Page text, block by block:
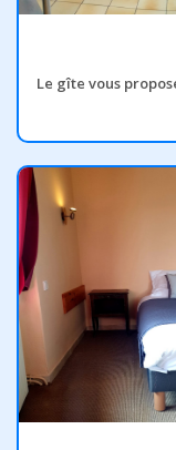
Le gîte vous